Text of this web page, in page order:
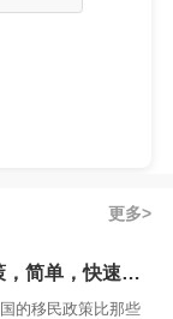
更多
2022马绍尔移民政策，简单，快速的赴美方式
的移民政策比那些